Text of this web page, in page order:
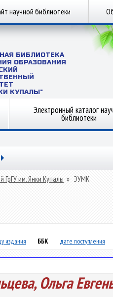
научной библиотеки
БИБЛИОТЕКА
ОБРАЗОВАНИЯ
КУПАЛЫ"
Электронный каталог
библиотеки
ГрГУ им. Янки Купалы » ЭУМК
издания ББК дате поступления
Ольга